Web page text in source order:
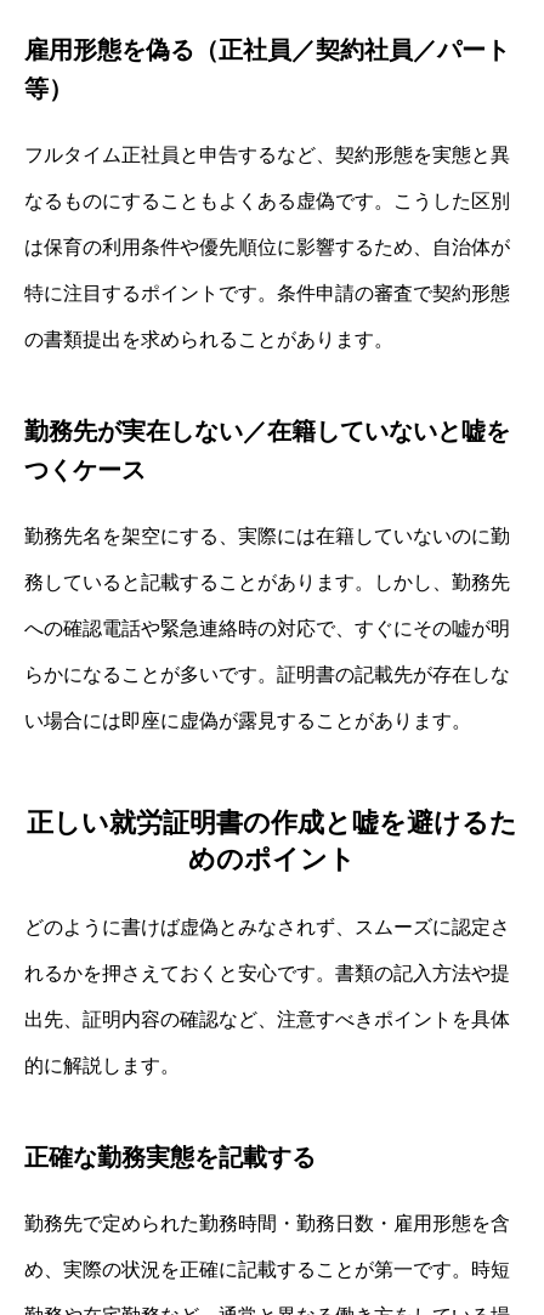
雇用形態を偽る（正社員／契約社員／パート
等）
フルタイム正社員と申告するなど、契約形態を実態と異
なるものにすることもよくある虚偽です。こうした区別
は保育の利用条件や優先順位に影響するため、自治体が
特に注目するポイントです。条件申請の審査で契約形態
の書類提出を求められることがあります。
勤務先が実在しない／在籍していないと嘘を
つくケース
勤務先名を架空にする、実際には在籍していないのに勤
務していると記載することがあります。しかし、勤務先
への確認電話や緊急連絡時の対応で、すぐにその嘘が明
らかになることが多いです。証明書の記載先が存在しな
い場合には即座に虚偽が露見することがあります。
正しい就労証明書の作成と嘘を避けるた
めのポイント
どのように書けば虚偽とみなされず、スムーズに認定さ
れるかを押さえておくと安心です。書類の記入方法や提
出先、証明内容の確認など、注意すべきポイントを具体
的に解説します。
正確な勤務実態を記載する
勤務先で定められた勤務時間・勤務日数・雇用形態を含
め、実際の状況を正確に記載することが第一です。時短